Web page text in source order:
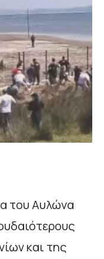
του Αυλώνα
και της